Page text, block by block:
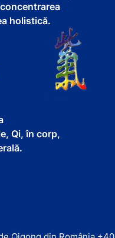
holistică.
Qi, în corp,